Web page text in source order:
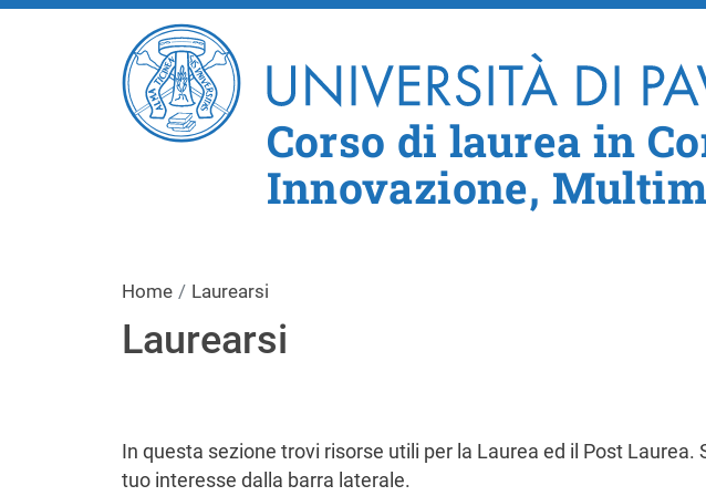
Corso di laurea in
Innovazione,
Home Laurearsi
Laurearsi
In questa sezione trovi risorse utili per la Laurea ed il Post Laurea.
tuo interesse dalla barra laterale.